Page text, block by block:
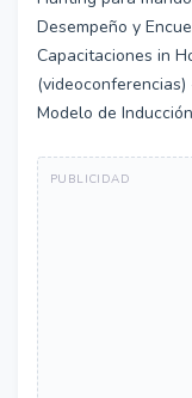
Desempeño y
Capacitaciones in
Modelo de